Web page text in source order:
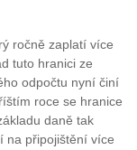
ročně zaplatí více
tuto hranici ze
odpočtu nyní činí
roce se hranice
daně tak
na připojištění více